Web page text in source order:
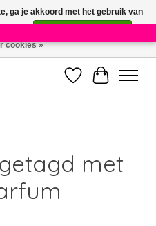
×
Marie Rose
Verlanglijst
met
ga je akkoord met het gebruik van
cookies »